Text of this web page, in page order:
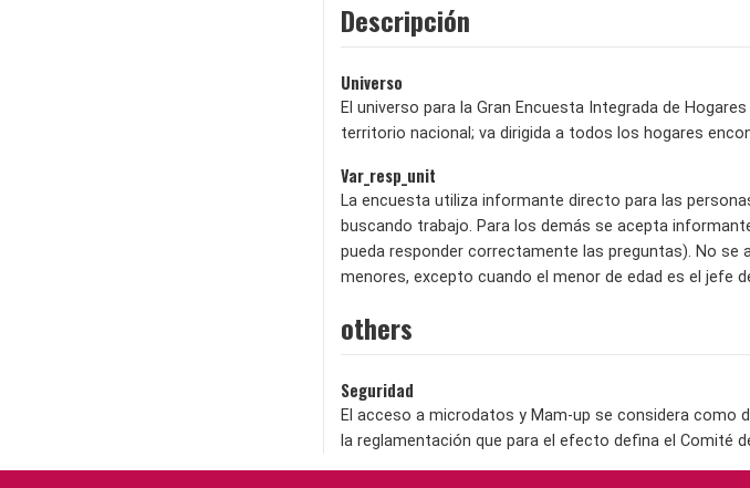
Descripción
Universo
El universo para la Gran Encuesta Integrada de
territorio nacional; va dirigida a todos los hogares
Var_resp_unit
La encuesta utiliza informante directo para las
buscando trabajo. Para los demás se acepta
pueda responder correctamente las preguntas). No
menores, excepto cuando el menor de edad es el jefe
others
Seguridad
El acceso a microdatos y Mam-up se considera
la reglamentación que para el efecto defina el Comité